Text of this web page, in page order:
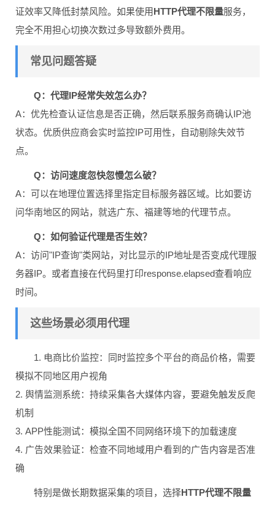
证效率又降低封禁风险。如果使用HTTP代理不限量服务，
完全不用担心切换次数过多导致额外费用。
常见问题答疑
Q：代理IP经常失效怎么办？
A：优先检查认证信息是否正确，然后联系服务商确认IP池
状态。优质供应商会实时监控IP可用性，自动剔除失效节
点。
Q：访问速度忽快忽慢怎么破？
A：可以在地理位置选择里指定目标服务器区域。比如要访
问华南地区的网站，就选广东、福建等地的代理节点。
Q：如何验证代理是否生效？
A：访问"IP查询"类网站，对比显示的IP地址是否变成代理服
务器IP。或者直接在代码里打印response.elapsed查看响应
时间。
这些场景必须用代理
1. 电商比价监控：同时监控多个平台的商品价格，需要
模拟不同地区用户视角
2. 舆情监测系统：持续采集各大媒体内容，要避免触发反爬
机制
3. APP性能测试：模拟全国不同网络环境下的加载速度
4. 广告效果验证：检查不同地域用户看到的广告内容是否准
确
特别是做长期数据采集的项目，选择HTTP代理不限量